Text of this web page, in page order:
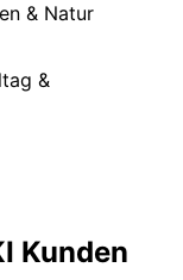
& Natur
&
Kunden